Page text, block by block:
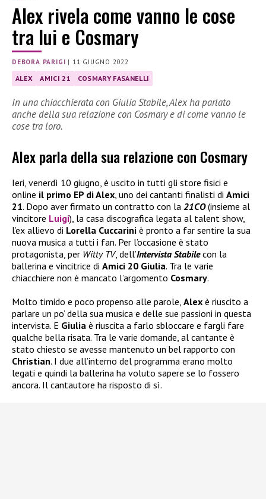
Alex rivela come vanno le cose
tra lui e Cosmary
DEBORA PARIGI | 11 GIUGNO 2022
ALEX AMICI 21 COSMARY FASANELLI
In una chiacchierata con Giulia Stabile, Alex ha parlato
anche della sua relazione con Cosmary e di come vanno le
cose tra loro.
Alex parla della sua relazione con Cosmary
Ieri, venerdì 10 giugno, è uscito in tutti gli store fisici e
online il primo EP di Alex , uno dei cantanti finalisti di Amici
21. Dopo aver firmato un contratto con la 21CO(insieme al
vincitore Luigi), la casa discografica legata al talent show,
l’ex allievo di Lorella Cuccarini è pronto a far sentire la sua
nuova musica a tutti i fan. Per l’occasione è stato
protagonista, per Witty TV, dell’Intervista Stabilecon la
ballerina e vincitrice di Amici 20 Giulia. Tra le varie
chiacchiere non è mancato l’argomento Cosmary.
Molto timido e poco propenso alle parole, Alex è riuscito a
parlare un po’ della sua musica e delle sue passioni in questa
intervista. E Giulia è riuscita a farlo sbloccare e fargli fare
qualche bella risata. Tra le varie domande, al cantante è
stato chiesto se avesse mantenuto un bel rapporto con
Christian. I due all’interno del programma erano molto
legati e quindi la ballerina ha voluto sapere se lo fossero
ancora. Il cantautore ha risposto di sì.